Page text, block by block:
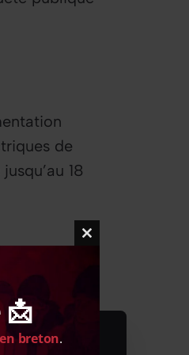
de
18
breton.